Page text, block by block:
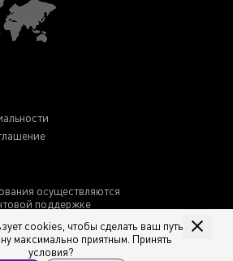
cookies, чтобы сделать ваш путь
максимально приятным. Принять
условия?
осуществляются
поддержке